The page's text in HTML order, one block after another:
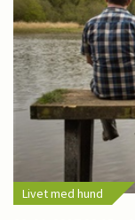
Livet med hund